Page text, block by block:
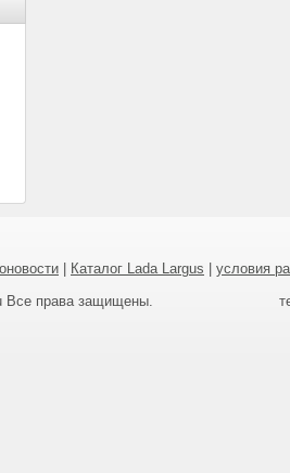
Каталог Lada Largus
условия
Все права защищены.